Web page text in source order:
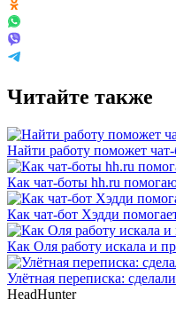
Читайте также
Найти работу поможет
Как чат-боты hh.ru
Как чат-бот Хэдди
Как Оля работу искала и
Улётная переписка:
HeadHunter